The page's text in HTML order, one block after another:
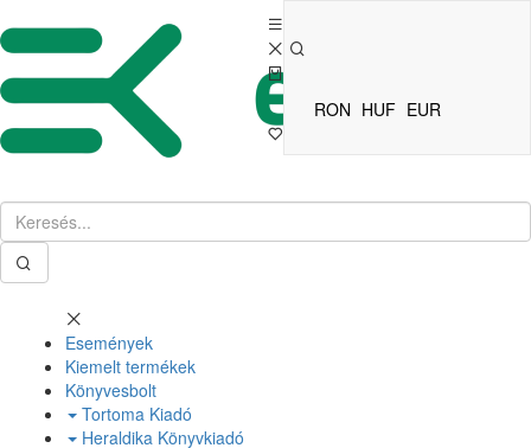
RON HUF EUR
Események
Kiemelt termékek
Könyvesbolt
Tortoma Kiadó
Heraldika Könyvkiadó